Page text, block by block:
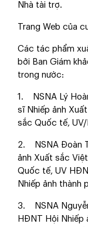
Nhà tài trợ.
Trang Web của
Các tác phẩm
bởi Ban Giám
trong nước:
1. NSNA Lý
sĩ Nhiếp ảnh
sắc Quốc tế,
2. NSNA Đoàn
ảnh Xuất sắc
Quốc tế, UV
Nhiếp ảnh thành
3. NSNA Nguyễn
HĐNT Hội Nhiếp